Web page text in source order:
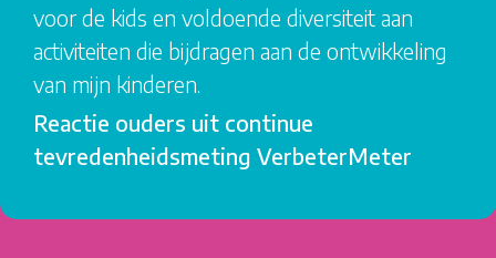
voor de kids en voldoende diversiteit aan
activiteiten die bijdragen aan de ontwikkeling
van mijn kinderen.
Reactie ouders uit continue
tevredenheidsmeting VerbeterMeter